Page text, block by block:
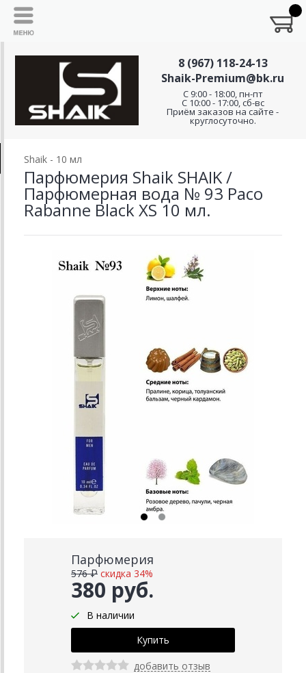
8 (967) 118-24-13
Shaik-Premium@bk.ru
C 9:00 - 18:00, пн-пт
С 10:00 - 17:00, сб-вс
Приём заказов на сайте -
круглосуточно.
Shaik - 10 мл
Парфюмерия Shaik SHAIK /
Парфюмерная вода № 93 Paco
Rabanne Black XS 10 мл.
Парфюмерия
380 руб.
576 ₽ скидка 34%
В наличии
добавить отзыв